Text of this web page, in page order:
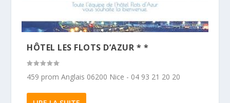
HÔTEL LES FLOTS D’AZUR * *
459 prom Anglais 06200 Nice - 04 93 21 20 20